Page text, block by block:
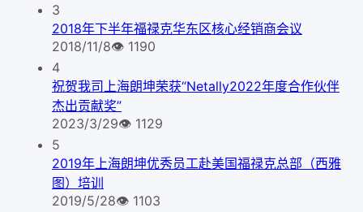
3
2018年下半年福禄克华东区核心经销商会议
2018/11/8👁 1190
4
祝贺我司上海朗坤荣获“Netally2022年度合作伙伴
杰出贡献奖”
2023/3/29👁 1129
5
2019年上海朗坤优秀员工赴美国福禄克总部（西雅
图）培训
2019/5/28👁 1103